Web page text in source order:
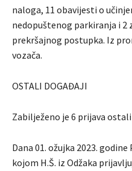
naloga, 11 obavijesti o
nedopuštenog parkiranja i 2
prekršajnog postupka. Iz
vozača.
OSTALI DOGAĐAJI
Zabilježeno je 6 prijava
Dana 01. ožujka 2023.
kojom H.Š. iz Odžaka